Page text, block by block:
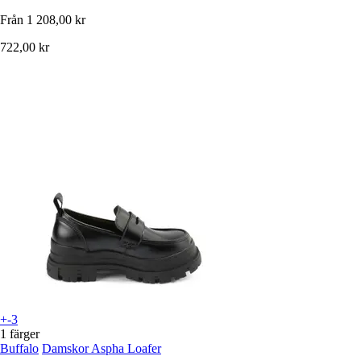
Från 1 208,00 kr
722,00 kr
+-3
1 färger
Buffalo Damskor Aspha Loafer